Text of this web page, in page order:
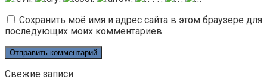
Сохранить моё имя и адрес сайта в этом браузере для
последующих моих комментариев.
Свежие записи